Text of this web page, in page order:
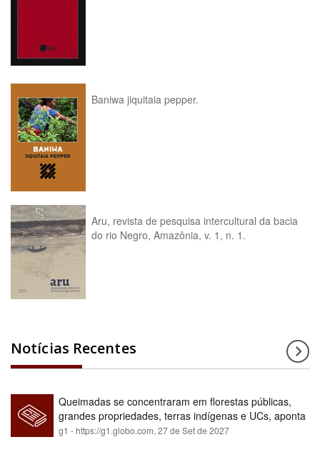
Baniwa jiquitaia pepper.
Aru, revista de pesquisa intercultural da bacia
do rio Negro, Amazônia, v. 1, n. 1.
Notícias Recentes
Queimadas se concentraram em florestas públicas,
grandes propriedades, terras indígenas e UCs, aponta
relatório
g1 - https://g1.globo.com, 27 de Set de 2027